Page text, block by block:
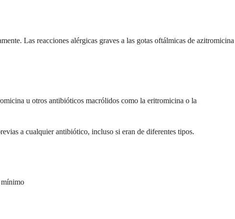
Las reacciones alérgicas graves a las gotas oftálmicas de azitromicina
u otros antibióticos macrólidos como la eritromicina o la
a cualquier antibiótico, incluso si eran de diferentes tipos.
mínimo